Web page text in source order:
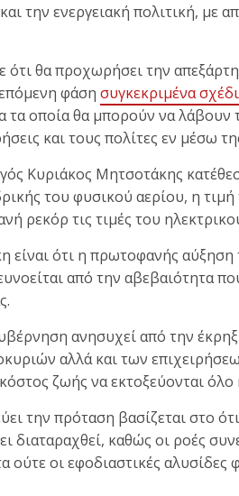
την ενεργειακή πολιτική, με
ότι θα προχωρήσει την
φάση συγκεκριμένα
τα οποία θα μπορούν να λάβουν
και τους πολίτες εν μέσω
Κυριάκος Μητσοτάκης
του φυσικού αερίου, η
ρεκόρ τις τιμές του
είναι ότι η πρωτοφανής αύξηση
από την αβεβαιότητα
ανησυχεί από την
αλλά και των
ζωής να εκτοξεύονται όλο
την πρόταση βασίζεται στο
διαταραχθεί, καθώς οι ροές
ούτε οι εφοδιαστικές